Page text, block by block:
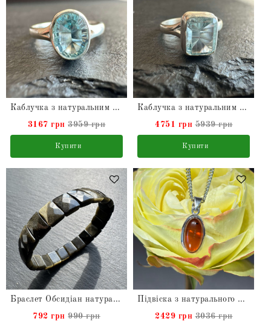
Каблучка з натуральним Топазом зі срібла
3167 грн 3959 грн
Купити
Каблучка з натуральним Топазом зі срібла
4751 грн 5939 грн
Купити
Браслет Обсидіан натураальний
792 грн 990 грн
Підвіска з натурального Бурштину натурального в сріблі на ланцюжку
2429 грн 3036 грн